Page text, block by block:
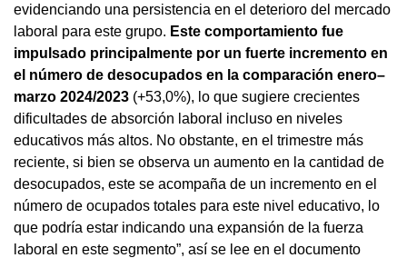
evidenciando una persistencia en el deterioro del mercado
laboral para este grupo. Este comportamiento fue
impulsado principalmente por un fuerte incremento en
el número de desocupados en la comparación enero–
marzo 2024/2023 (+53,0%), lo que sugiere crecientes
dificultades de absorción laboral incluso en niveles
educativos más altos. No obstante, en el trimestre más
reciente, si bien se observa un aumento en la cantidad de
desocupados, este se acompaña de un incremento en el
número de ocupados totales para este nivel educativo, lo
que podría estar indicando una expansión de la fuerza
laboral en este segmento”, así se lee en el documento